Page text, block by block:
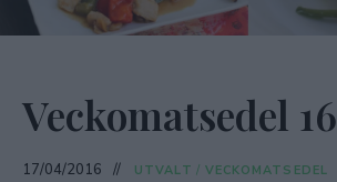
Veckomatsedel 16
17/04/2016 UTVALT / VECKOMATSEDEL